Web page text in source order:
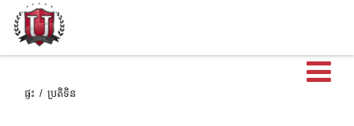
ប
ផ្ទះ ប្រតិទិន